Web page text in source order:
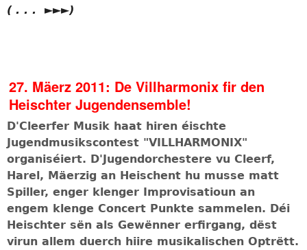
( . . . ►►►)
27. Mäerz 2011: De Villharmonix fir den
Heischter Jugendensemble!
D'Cleerfer Musik haat hiren éischte
Jugendmusikscontest "VILLHARMONIX"
organiséiert. D'Jugendorchestere vu Cleerf,
Harel, Mäerzig an Heischent hu musse matt
Spiller, enger klenger Improvisatioun an
engem klenge Concert Punkte sammelen. Déi
Heischter sën als Gewënner erfirgang, dëst
virun allem duerch hiire musikalischen Optrëtt.